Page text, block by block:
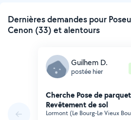
Dernières demandes pour
Cenon (33) et alentours
Guilhem D.
postée hier
Cherche Pose de
Revêtement de sol
Lormont (Le Bourg-Le Vieux